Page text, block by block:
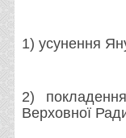
1) усунення
2)
Верховної